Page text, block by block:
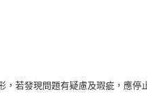
若發現問題有疑慮及瑕疵，應停